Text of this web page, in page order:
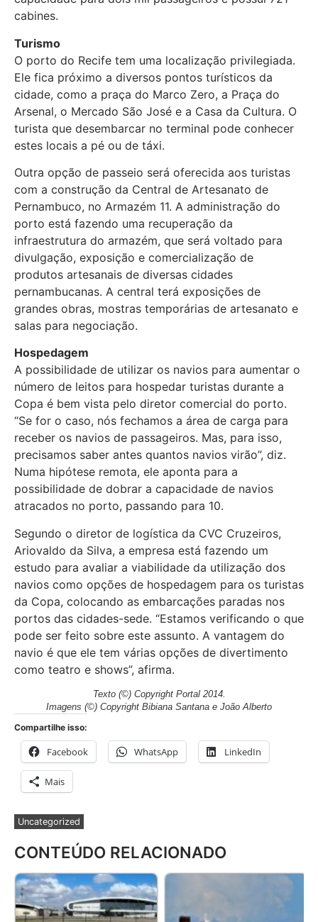
cabines.
Turismo
O porto do Recife tem uma localização privilegiada.
Ele fica próximo a diversos pontos turísticos da
cidade, como a praça do Marco Zero, a Praça do
Arsenal, o Mercado São José e a Casa da Cultura. O
turista que desembarcar no terminal pode conhecer
estes locais a pé ou de táxi.
Outra opção de passeio será oferecida aos turistas
com a construção da Central de Artesanato de
Pernambuco, no Armazém 11. A administração do
porto está fazendo uma recuperação da
infraestrutura do armazém, que será voltado para
divulgação, exposição e comercialização de
produtos artesanais de diversas cidades
pernambucanas. A central terá exposições de
grandes obras, mostras temporárias de artesanato e
salas para negociação.
Hospedagem
A possibilidade de utilizar os navios para aumentar o
número de leitos para hospedar turistas durante a
Copa é bem vista pelo diretor comercial do porto.
“Se for o caso, nós fechamos a área de carga para
receber os navios de passageiros. Mas, para isso,
precisamos saber antes quantos navios virão”, diz.
Numa hipótese remota, ele aponta para a
possibilidade de dobrar a capacidade de navios
atracados no porto, passando para 10.
Segundo o diretor de logística da CVC Cruzeiros,
Ariovaldo da Silva, a empresa está fazendo um
estudo para avaliar a viabilidade da utilização dos
navios como opções de hospedagem para os turistas
da Copa, colocando as embarcações paradas nos
portos das cidades-sede. “Estamos verificando o que
pode ser feito sobre este assunto. A vantagem do
navio é que ele tem várias opções de divertimento
como teatro e shows”, afirma.
Texto (©) Copyright Portal 2014.
Imagens (©) Copyright Bibiana Santana e João Alberto
Compartilhe isso:
Facebook WhatsApp LinkedIn
Mais
Uncategorized
CONTEÚDO RELACIONADO